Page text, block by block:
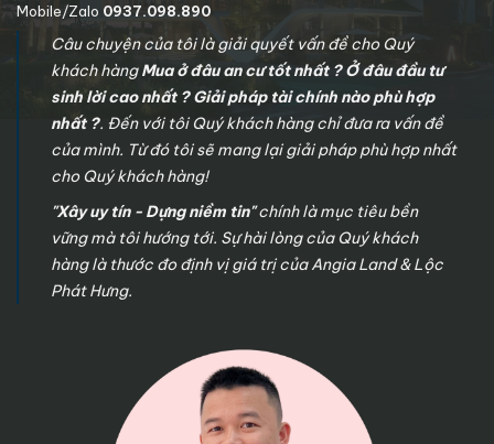
Mobile/Zalo 0937.098.890
Câu chuyện của tôi là giải quyết vấn đề cho Quý
khách hàngMua ở đâu an cư tốt nhất ? Ở đâu đầu tư
sinh lời cao nhất ? Giải pháp tài chính nào phù hợp
nhất ?. Đến với tôi Quý khách hàng chỉ đưa ra vấn đề
của mình. Từ đó tôi sẽ mang lại giải pháp phù hợp nhất
cho Quý khách hàng!
"Xây uy tín - Dựng niềm tin"chính là mục tiêu bền
vững mà tôi hướng tới. Sự hài lòng của Quý khách
hàng là thước đo định vị giá trị của Angia Land & Lộc
Phát Hưng.